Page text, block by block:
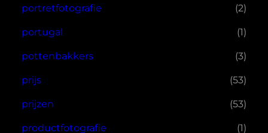
portretfotografie (2)
portugal (1)
pottenbakkers (3)
prijs (53)
prijzen (53)
productfotografie (1)